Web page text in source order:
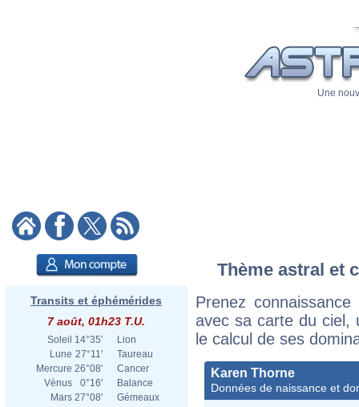
Une
Transits et éphémérides
7 août, 01h23 T.U.
Soleil 14°35'
Lion
Lune 27°11'
Taureau
Mercure 26°08'
Cancer
Vénus
0°16'
Balance
Mars 27°08'
Gémeaux
Thème astral et
Prenez
avec sa carte du ciel,
le calcul de ses
Karen Thorne
Données de naissance et